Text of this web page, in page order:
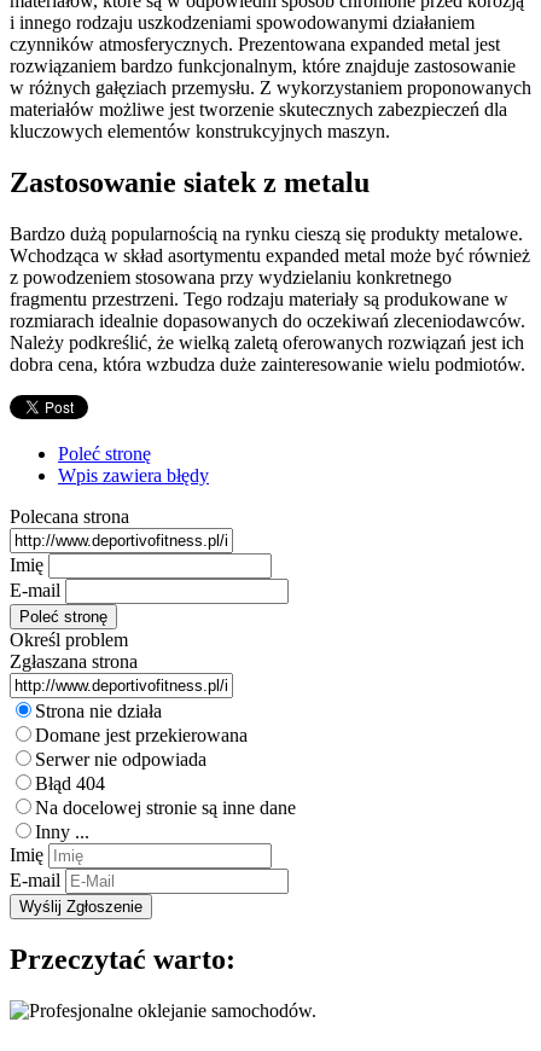
i innego rodzaju uszkodzeniami spowodowanymi działaniem
czynników atmosferycznych. Prezentowana expanded metal jest
rozwiązaniem bardzo funkcjonalnym, które znajduje zastosowanie
w różnych gałęziach przemysłu. Z wykorzystaniem proponowanych
materiałów możliwe jest tworzenie skutecznych zabezpieczeń dla
kluczowych elementów konstrukcyjnych maszyn.
Zastosowanie siatek z metalu
Bardzo dużą popularnością na rynku cieszą się produkty metalowe.
Wchodząca w skład asortymentu expanded metal może być również
z powodzeniem stosowana przy wydzielaniu konkretnego
fragmentu przestrzeni. Tego rodzaju materiały są produkowane w
rozmiarach idealnie dopasowanych do oczekiwań zleceniodawców.
Należy podkreślić, że wielką zaletą oferowanych rozwiązań jest ich
dobra cena, która wzbudza duże zainteresowanie wielu podmiotów.
Poleć stronę
Wpis zawiera błędy
Polecana strona
Imię
E-mail
Określ problem
Zgłaszana strona
Strona nie działa
Domane jest przekierowana
Serwer nie odpowiada
Błąd 404
Na docelowej stronie są inne dane
Inny ...
Imię
E-mail
Przeczytać warto: